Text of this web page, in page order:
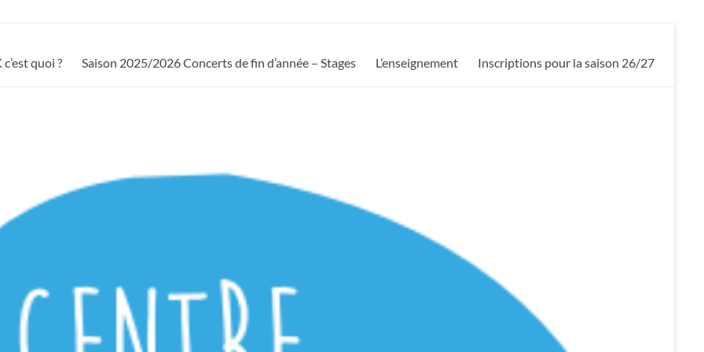
quoi ? Saison 2025/2026 Concerts de fin d’année – Stages L’enseignement Inscriptions pour la saison 26/27